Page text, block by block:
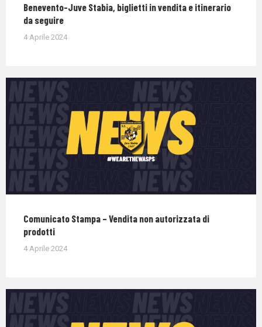
Benevento-Juve Stabia, biglietti in vendita e itinerario
da seguire
4 Aprile 2024
Comunicato Stampa – Vendita non autorizzata di
prodotti
4 Aprile 2024